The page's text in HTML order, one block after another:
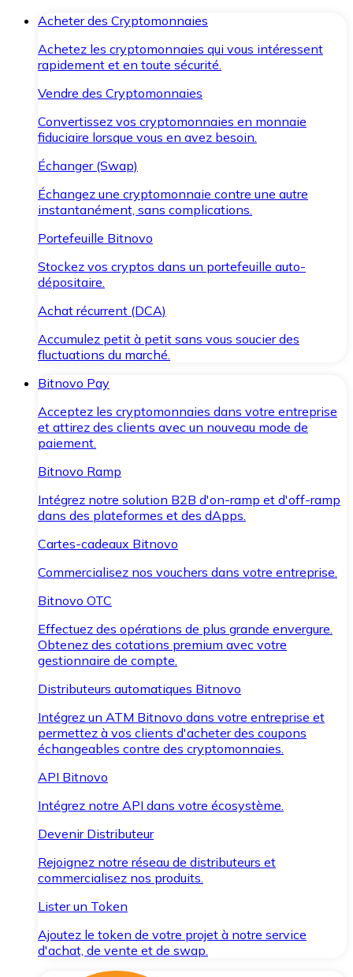
Acheter des Cryptomonnaies
Achetez les cryptomonnaies qui vous intéressent
rapidement et en toute sécurité.
Vendre des Cryptomonnaies
Convertissez vos cryptomonnaies en monnaie
fiduciaire lorsque vous en avez besoin.
Échanger (Swap)
Échangez une cryptomonnaie contre une autre
instantanément, sans complications.
Portefeuille Bitnovo
Stockez vos cryptos dans un portefeuille auto-
dépositaire.
Achat récurrent (DCA)
Accumulez petit à petit sans vous soucier des
fluctuations du marché.
Bitnovo Pay
Acceptez les cryptomonnaies dans votre entreprise
et attirez des clients avec un nouveau mode de
paiement.
Bitnovo Ramp
Intégrez notre solution B2B d'on-ramp et d'off-ramp
dans des plateformes et des dApps.
Cartes-cadeaux Bitnovo
Commercialisez nos vouchers dans votre entreprise.
Bitnovo OTC
Effectuez des opérations de plus grande envergure.
Obtenez des cotations premium avec votre
gestionnaire de compte.
Distributeurs automatiques Bitnovo
Intégrez un ATM Bitnovo dans votre entreprise et
permettez à vos clients d'acheter des coupons
échangeables contre des cryptomonnaies.
API Bitnovo
Intégrez notre API dans votre écosystème.
Devenir Distributeur
Rejoignez notre réseau de distributeurs et
commercialisez nos produits.
Lister un Token
Ajoutez le token de votre projet à notre service
d'achat, de vente et de swap.